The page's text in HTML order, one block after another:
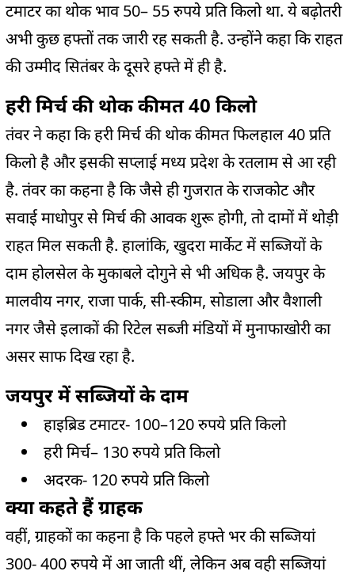
टमाटर काथोक भाव 50– 55रुपये प्रति किलो था. ये बढ़ोतरी
अभी कुछ हफ्तों तक जारी रह सकती है. उन्होंने कहा कि राहत
की उम्मीद सितंबर के दूसरे हफ्ते में ही है.
हरी मिर्च की थोक कीमत40 किलो
तंवरने कहा किहरी मिर्च की थोक कीमत फिलहाल40प्रति
किलो है और इसकी सप्लाई मध्य प्रदेश केरतलामसे आ रही
है. तंवरका कहना है कि जैसे ही गुजरात केराजकोटऔर
सवाईमाधोपुरसे मिर्च की आवक शुरू होगी, तोदामों में थोड़ी
राहत मिल सकती है. हालांकि, खुदरा मार्केट में सब्जियों के
दाम होलसेल के मुकाबले दोगुने से भी अधिक है. जयपुर के
मालवीयनगर, राजा पार्क, सी-स्कीम, सोडालाऔरवैशाली
नगर जैसे इलाकों कीरिटेलसब्जी मंडियों में मुनाफाखोरी का
असर साफ दिख रहा है.
जयपुरमें सब्जियों के दाम
हाइब्रिडटमाटर- 100–120रुपयेप्रति किलो
हरी मिर्च– 130रुपयेप्रति किलो
अदरक- 120रुपयेप्रति किलो
क्या कहते हैं ग्राहक
वहीं, ग्राहकों काकहनाहैकि पहले हफ्ते भर की सब्जियां
300-400रुपयेमें आ जाती थीं, लेकिन अब वही सब्जियां